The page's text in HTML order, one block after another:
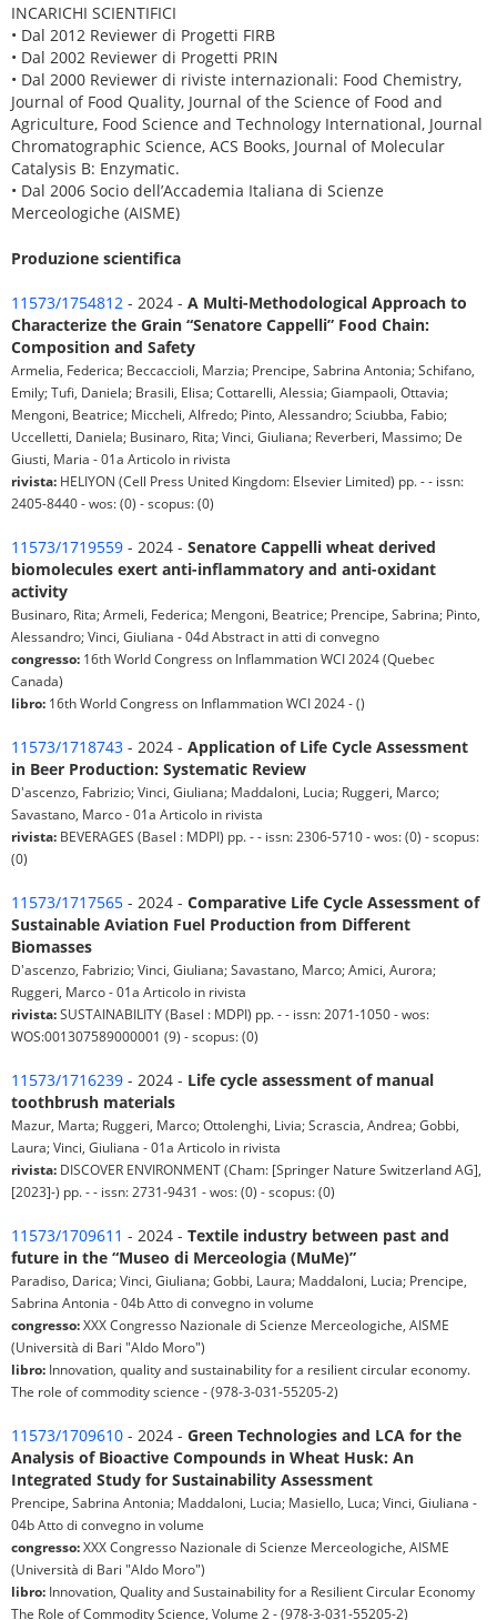
INCARICHI SCIENTIFICI
• Dal 2012 Reviewer di Progetti FIRB
• Dal 2002 Reviewer di Progetti PRIN
• Dal 2000 Reviewer di riviste internazionali: Food Chemistry,
Journal of Food Quality, Journal of the Science of Food and
Agriculture, Food Science and Technology International, Journal
Chromatographic Science, ACS Books, Journal of Molecular
Catalysis B: Enzymatic.
• Dal 2006 Socio dell’Accademia Italiana di Scienze
Merceologiche (AISME)
Produzione scientifica
11573/1754812 - 2024 - A Multi-Methodological Approach to
Characterize the Grain “Senatore Cappelli” Food Chain:
Composition and Safety
Armelia, Federica; Beccaccioli, Marzia; Prencipe, Sabrina Antonia; Schifano,
Emily; Tufi, Daniela; Brasili, Elisa; Cottarelli, Alessia; Giampaoli, Ottavia;
Mengoni, Beatrice; Miccheli, Alfredo; Pinto, Alessandro; Sciubba, Fabio;
Uccelletti, Daniela; Businaro, Rita; Vinci, Giuliana; Reverberi, Massimo; De
Giusti, Maria - 01a Articolo in rivista
rivista: HELIYON (Cell Press United Kingdom: Elsevier Limited) pp. - - issn:
2405-8440 - wos: (0) - scopus: (0)
11573/1719559 - 2024 - Senatore Cappelli wheat derived
biomolecules exert anti-inflammatory and anti-oxidant
activity
Businaro, Rita; Armeli, Federica; Mengoni, Beatrice; Prencipe, Sabrina; Pinto,
Alessandro; Vinci, Giuliana - 04d Abstract in atti di convegno
congresso: 16th World Congress on Inflammation WCI 2024 (Quebec
Canada)
libro: 16th World Congress on Inflammation WCI 2024 - ()
11573/1718743 - 2024 - Application of Life Cycle Assessment
in Beer Production: Systematic Review
D'ascenzo, Fabrizio; Vinci, Giuliana; Maddaloni, Lucia; Ruggeri, Marco;
Savastano, Marco - 01a Articolo in rivista
rivista: BEVERAGES (Basel : MDPI) pp. - - issn: 2306-5710 - wos: (0) - scopus:
(0)
11573/1717565 - 2024 - Comparative Life Cycle Assessment of
Sustainable Aviation Fuel Production from Different
Biomasses
D'ascenzo, Fabrizio; Vinci, Giuliana; Savastano, Marco; Amici, Aurora;
Ruggeri, Marco - 01a Articolo in rivista
rivista:SUSTAINABILITY (Basel : MDPI) pp. - - issn: 2071-1050 - wos:
WOS:001307589000001 (9) - scopus: (0)
11573/1716239 - 2024 - Life cycle assessment of manual
toothbrush materials
Mazur, Marta; Ruggeri, Marco; Ottolenghi, Livia; Scrascia, Andrea; Gobbi,
Laura; Vinci, Giuliana - 01a Articolo in rivista
rivista: DISCOVER ENVIRONMENT (Cham: [Springer Nature Switzerland AG],
[2023]-) pp. - - issn: 2731-9431 - wos: (0) - scopus: (0)
11573/1709611 - 2024 - Textile industry between past and
future in the “Museo di Merceologia (MuMe)”
Paradiso, Darica; Vinci, Giuliana; Gobbi, Laura; Maddaloni, Lucia; Prencipe,
Sabrina Antonia - 04b Atto di convegno in volume
congresso:XXX Congresso Nazionale di Scienze Merceologiche, AISME
(Università di Bari "Aldo Moro")
libro: Innovation, quality and sustainability for a resilient circular economy.
The role of commodity science - (978-3-031-55205-2)
11573/1709610 - 2024 - Green Technologies and LCA for the
Analysis of Bioactive Compounds in Wheat Husk: An
Integrated Study for Sustainability Assessment
Prencipe, Sabrina Antonia; Maddaloni, Lucia; Masiello, Luca; Vinci, Giuliana -
04b Atto di convegno in volume
congresso:XXX Congresso Nazionale di Scienze Merceologiche, AISME
(Università di Bari "Aldo Moro")
libro: Innovation, Quality and Sustainability for a Resilient Circular Economy
The Role of Commodity Science, Volume 2 - (978-3-031-55205-2)